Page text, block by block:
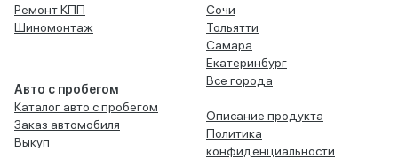
Ремонт КПП
Шиномонтаж
Авто с пробегом
Каталог авто с пробегом
Заказ автомобиля
Выкуп
Сочи
Тольятти
Самара
Екатеринбург
Все города
Описание продукта
Политика
конфиденциальности